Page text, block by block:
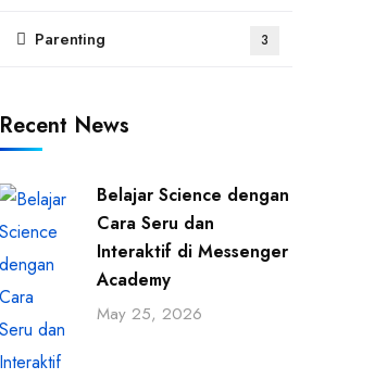
Parenting 3
Recent News
Belajar Science dengan
Cara Seru dan
Interaktif di Messenger
Academy
May 25, 2026